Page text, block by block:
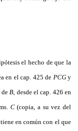
el hecho de que la
en el cap. 425 de PCGy
de B, desde el cap. 426 en
C(copia, a su vez del
en común con el que